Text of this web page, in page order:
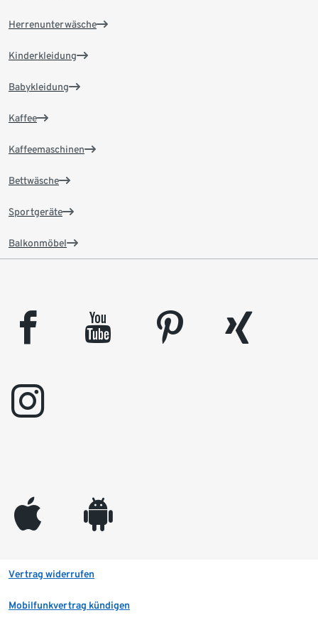
Herrenunterwäsche
Kinderkleidung
Babykleidung
Kaffee
Kaffeemaschinen
Bettwäsche
Sportgeräte
Balkonmöbel
facebook youtube pinterest
xing
instagram
appleinc android
Vertrag widerrufen
Mobilfunkvertrag kündigen